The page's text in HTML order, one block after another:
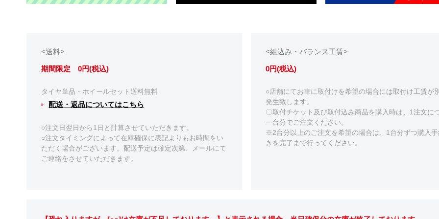
<送料>
期間限定 0円(税込)
タイヤ単品・ホイールセット送料無料
配送・返品についてはこちら
○注文日翌日から1日と計算させていただきます。
○注文タイミングによって在庫確保に表記よりもお時間をい
ただく場合がございます。配送予定は確定次第、メールにて
ご連絡をさせていただきます。
<組込み・バランス工賃>
0円(税込)
○店舗にてお車に取付けを希望の場合には取付け工賃が
発生致します。
〇取付チケット及び取付込み商品を購入時は、1注文に
一台分でご注文ください。
※2台分以上のご注文を希望の場合は、1台分ずつ購入
きを完了まで行ってください。